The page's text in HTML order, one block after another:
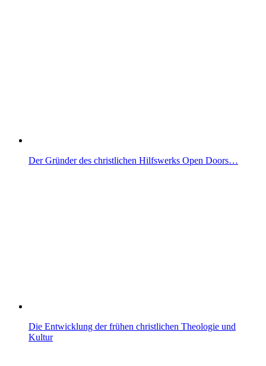
Der Gründer des christlichen Hilfswerks Open Doors…
Die Entwicklung der frühen christlichen Theologie und
Kultur